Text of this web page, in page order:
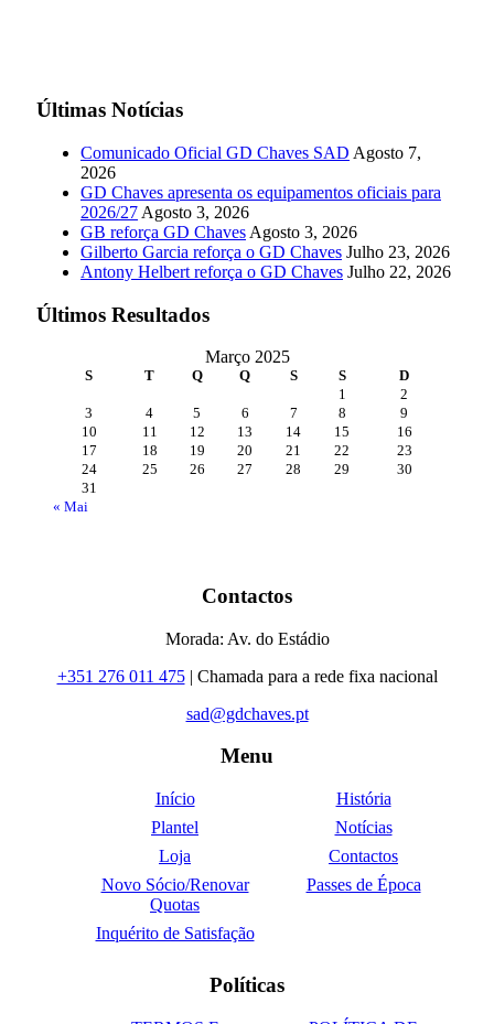
Últimas Notícias
Comunicado Oficial GD Chaves SAD Agosto 7,
2026
GD Chaves apresenta os equipamentos oficiais para
2026/27 Agosto 3, 2026
GB reforça GD Chaves Agosto 3, 2026
Gilberto Garcia reforça o GD Chaves Julho 23, 2026
Antony Helbert reforça o GD Chaves Julho 22, 2026
Últimos Resultados
Março 2025
S T Q Q S S D
« Mai
1
2
3
4 5 6 7 8
9
10
11 12 13 14 15
16
17
18 19 20 21 22
23
24
25 26 27 28 29
30
31
Contactos
Morada: Av. do Estádio
+351 276 011 475| Chamada para a rede fixa nacional
sad@gdchaves.pt
Menu
Início
História
Plantel
Notícias
Loja
Contactos
Novo Sócio/Renovar
Quotas
Passes de Época
Inquérito de Satisfação
Políticas